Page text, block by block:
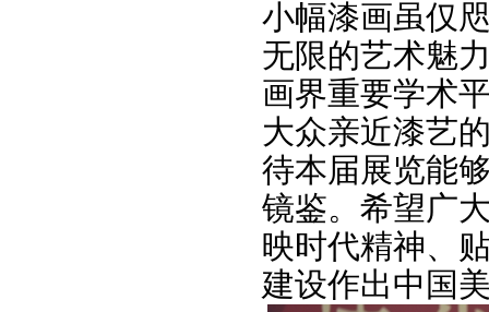
小幅漆画虽仅
无限的艺术魅
画界重要学术
大众亲近漆艺
待本届展览能
镜鉴。希望广
映时代精神、
建设作出中国